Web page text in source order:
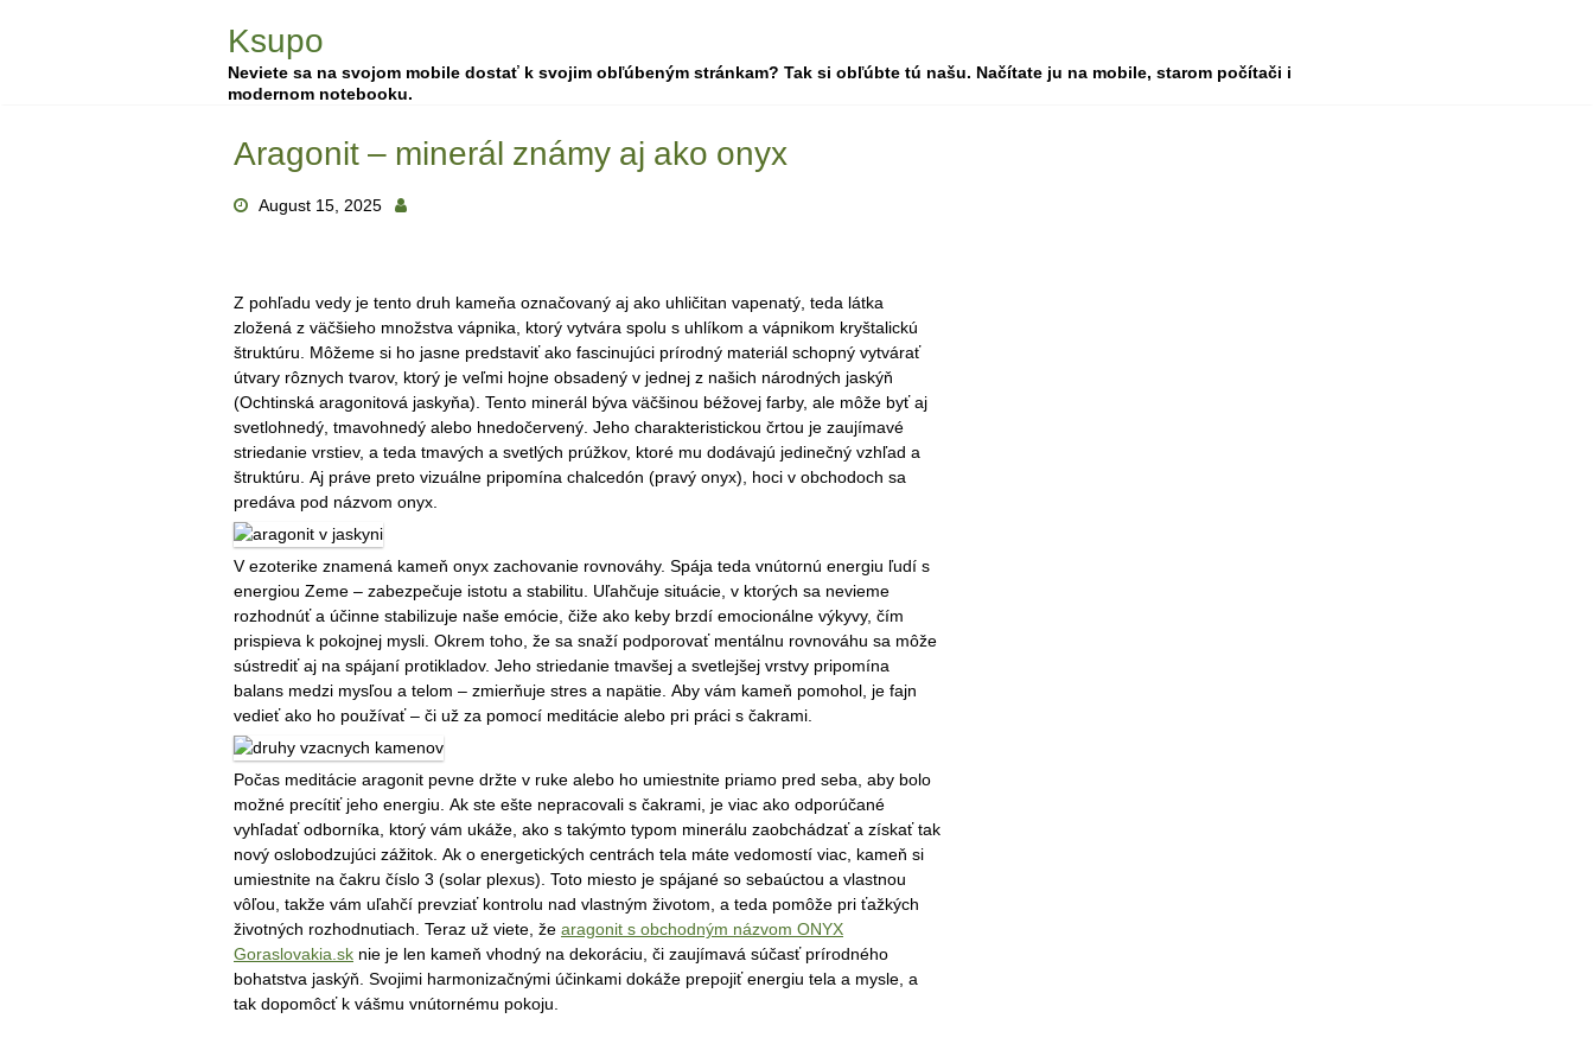
Ksupo
Neviete sa na svojom mobile dostať k svojim obľúbeným stránkam? Tak si obľúbte tú našu. Načítate ju na mobile, starom počítači i
modernom notebooku.
Aragonit – minerál známy aj ako onyx
August 15, 2025
Z pohľadu vedy je tento druh kameňa označovaný aj ako uhličitan vapenatý, teda látka
zložená z väčšieho množstva vápnika, ktorý vytvára spolu s uhlíkom a vápnikom kryštalickú
štruktúru. Môžeme si ho jasne predstaviť ako fascinujúci prírodný materiál schopný vytvárať
útvary rôznych tvarov, ktorý je veľmi hojne obsadený v jednej z našich národných jaskýň
(Ochtinská aragonitová jaskyňa). Tento minerál býva väčšinou béžovej farby, ale môže byť aj
svetlohnedý, tmavohnedý alebo hnedočervený. Jeho charakteristickou črtou je zaujímavé
striedanie vrstiev, a teda tmavých a svetlých prúžkov, ktoré mu dodávajú jedinečný vzhľad a
štruktúru. Aj práve preto vizuálne pripomína chalcedón (pravý onyx), hoci v obchodoch sa
predáva pod názvom onyx.
V ezoterike znamená kameň onyx zachovanie rovnováhy. Spája teda vnútornú energiu ľudí s
energiou Zeme – zabezpečuje istotu a stabilitu. Uľahčuje situácie, v ktorých sa nevieme
rozhodnúť a účinne stabilizuje naše emócie, čiže ako keby brzdí emocionálne výkyvy, čím
prispieva k pokojnej mysli. Okrem toho, že sa snaží podporovať mentálnu rovnováhu sa môže
sústrediť aj na spájaní protikladov. Jeho striedanie tmavšej a svetlejšej vrstvy pripomína
balans medzi mysľou a telom – zmierňuje stres a napätie. Aby vám kameň pomohol, je fajn
vedieť ako ho používať – či už za pomocí meditácie alebo pri práci s čakrami.
Počas meditácie aragonit pevne držte v ruke alebo ho umiestnite priamo pred seba, aby bolo
možné precítiť jeho energiu. Ak ste ešte nepracovali s čakrami, je viac ako odporúčané
vyhľadať odborníka, ktorý vám ukáže, ako s takýmto typom minerálu zaobchádzať a získať tak
nový oslobodzujúci zážitok. Ak o energetických centrách tela máte vedomostí viac, kameň si
umiestnite na čakru číslo 3 (solar plexus). Toto miesto je spájané so sebaúctou a vlastnou
vôľou, takže vám uľahčí prevziať kontrolu nad vlastným životom, a teda pomôže pri ťažkých
životných rozhodnutiach. Teraz už viete, že aragonit s obchodným názvom ONYX
Goraslovakia.sk nie je len kameň vhodný na dekoráciu, či zaujímavá súčasť prírodného
bohatstva jaskýň. Svojimi harmonizačnými účinkami dokáže prepojiť energiu tela a mysle, a
tak dopomôcť k vášmu vnútornému pokoju.